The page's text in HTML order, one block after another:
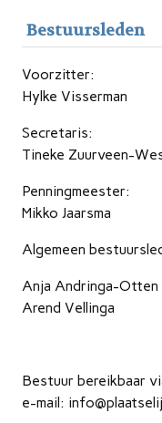
Bestuursleden
Voorzitter:
Hylke Visserman
Secretaris:
Tineke Zuurveen-
Penningmeester:
Mikko Jaarsma
Algemeen
Anja Andringa-Otten
Arend Vellinga
Bestuur bereikbaar
e-mail: